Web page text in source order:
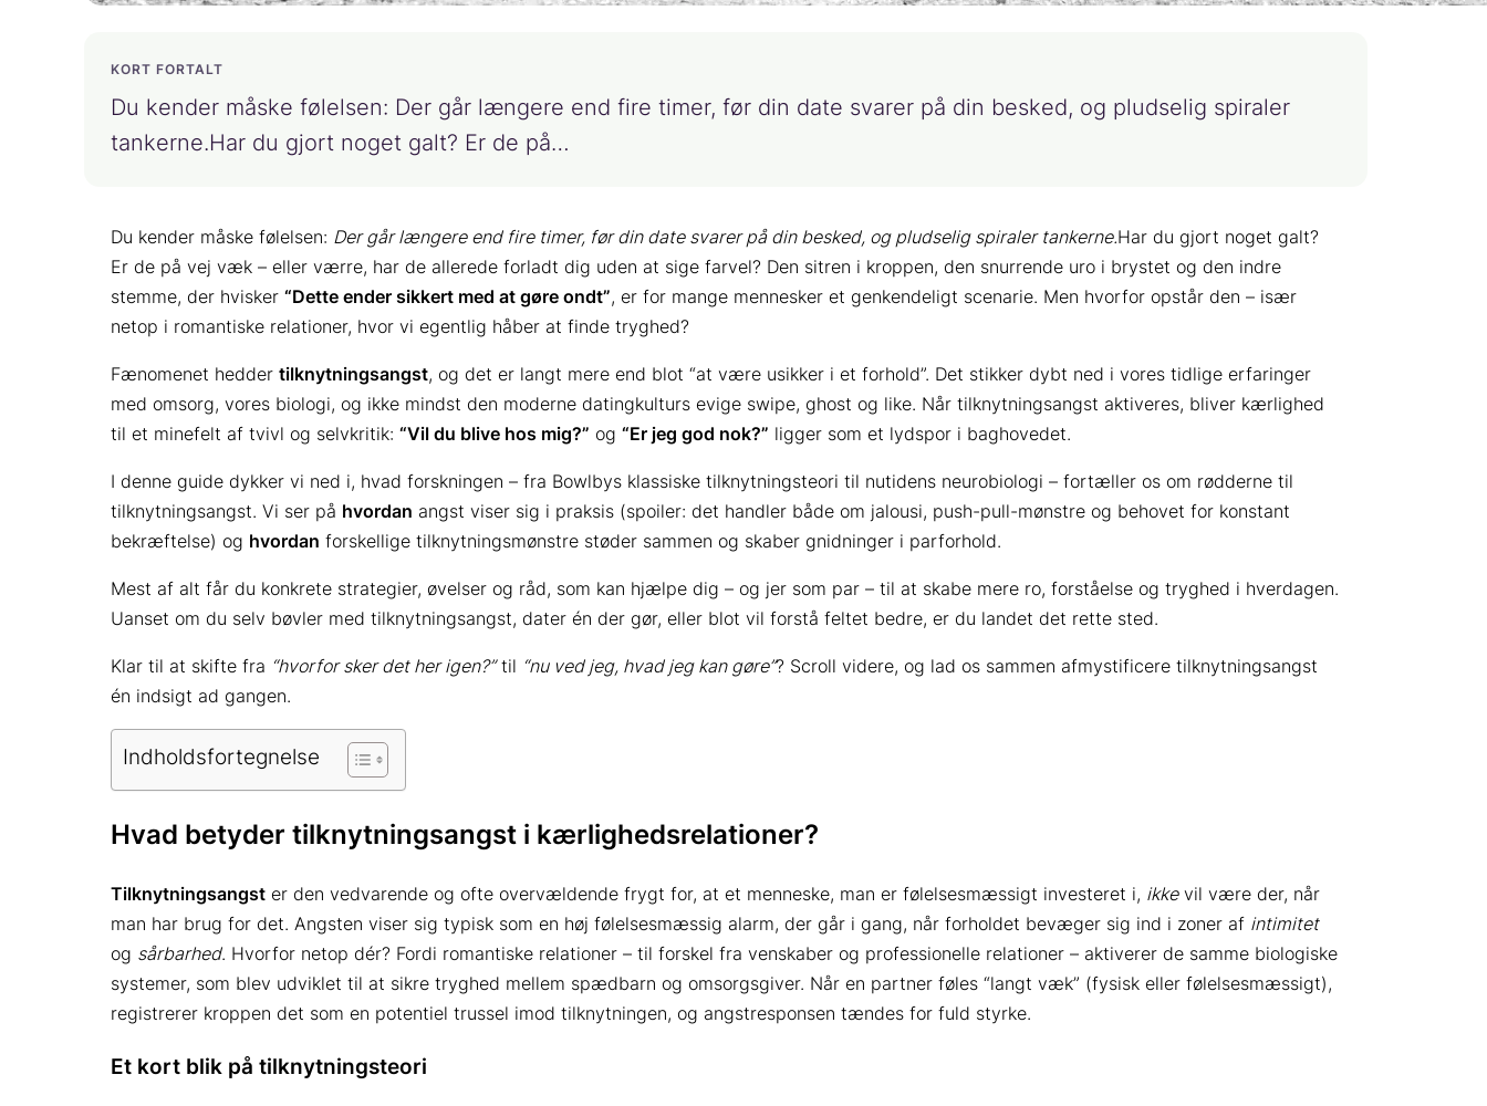
KORT FORTALT
Du kender måske følelsen: Der går længere end fire timer, før din date svarer på din besked, og pludselig spiraler
tankerne.Har du gjort noget galt? Er de på…
Du kender måske følelsen: Der går længere end fire timer, før din date svarer på din besked, og pludselig spiraler tankerne.Har du gjort noget galt?
Er de på vej væk – eller værre, har de allerede forladt dig uden at sige farvel? Den sitren i kroppen, den snurrende uro i brystet og den indre
stemme, der hvisker “Dette ender sikkert med at gøre ondt”, er for mange mennesker et genkendeligt scenarie. Men hvorfor opstår den – især
netop i romantiske relationer, hvor vi egentlig håber at finde tryghed?
Fænomenet hedder tilknytningsangst, og det er langt mere end blot “at være usikker i et forhold”. Det stikker dybt ned i vores tidlige erfaringer
med omsorg, vores biologi, og ikke mindst den moderne datingkulturs evige swipe, ghost og like. Når tilknytningsangst aktiveres, bliver kærlighed
til et minefelt af tvivl og selvkritik: “Vil du blive hos mig?” og “Er jeg god nok?” ligger som et lydspor i baghovedet.
I denne guide dykker vi ned i, hvad forskningen – fra Bowlbys klassiske tilknytningsteori til nutidens neurobiologi – fortæller os om rødderne til
tilknytningsangst. Vi ser på hvordan angst viser sig i praksis (spoiler: det handler både om jalousi, push-pull-mønstre og behovet for konstant
bekræftelse) og hvordan forskellige tilknytningsmønstre støder sammen og skaber gnidninger i parforhold.
Mest af alt får du konkrete strategier, øvelser og råd, som kan hjælpe dig – og jer som par – til at skabe mere ro, forståelse og tryghed i hverdagen.
Uanset om du selv bøvler med tilknytningsangst, dater én der gør, eller blot vil forstå feltet bedre, er du landet det rette sted.
Klar til at skifte fra “hvorfor sker det her igen?”til “nu ved jeg, hvad jeg kan gøre”? Scroll videre, og lad os sammen afmystificere tilknytningsangst
én indsigt ad gangen.
Indholdsfortegnelse
Hvad betyder tilknytningsangst i kærlighedsrelationer?
Tilknytningsangst er den vedvarende og ofte overvældende frygt for, at et menneske, man er følelsesmæssigt investeret i, ikkevil være der, når
man har brug for det. Angsten viser sig typisk som en høj følelsesmæssig alarm, der går i gang, når forholdet bevæger sig ind i zoner af intimitet
og sårbarhed. Hvorfor netop dér? Fordi romantiske relationer – til forskel fra venskaber og professionelle relationer – aktiverer de samme biologiske
systemer, som blev udviklet til at sikre tryghed mellem spædbarn og omsorgsgiver. Når en partner føles “langt væk” (fysisk eller følelsesmæssigt),
registrerer kroppen det som en potentiel trussel imod tilknytningen, og angstresponsen tændes for fuld styrke.
Et kort blik på tilknytningsteori